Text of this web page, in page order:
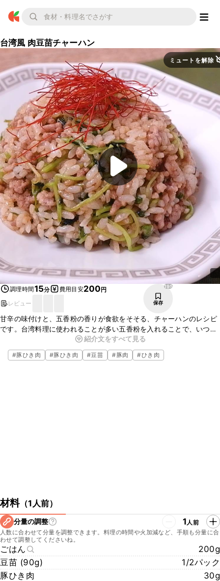
台湾風 肉豆苗チャーハン
ミュートを解除
調理時間15分 費用目安200円
レビュー
195
保存
甘辛の味付けと、五香粉の香りが食欲をそそる、チャーハンのレシピ
です。台湾料理に使われることが多い五香粉を入れることで、いつも
のチャーハンとは違った味わいになります。ニンニクや生姜の香りも
食欲をそそります。
紹介文をすべて見る
#豚ひき肉 #豚ひき肉 #豆苗 #豚肉 #ひき肉
材料（1人前）
分量の調整 1人前
人数に合わせて分量を調整できます。料理の時間や火加減など、手順も分量に合
わせて調整してくださいね。
ごはん
200g
豆苗 (90g)
1/2パック
豚ひき肉
30g